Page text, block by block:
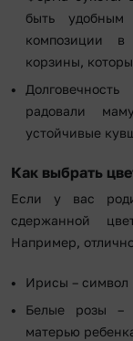
быть
композиции
корзины,
радовали
устойчивые
Как выбрать
Если у вас
сдержанной
Например,
Ирисы – символ
Белые розы –
матерью